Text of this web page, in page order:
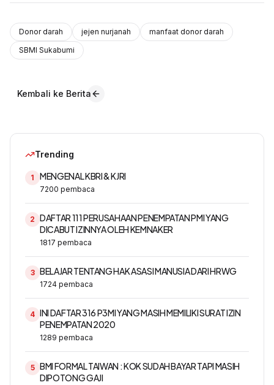
Donor darah jejen nurjanah
manfaat donor darah
SBMI Sukabumi
Kembali ke Berita
Trending
1 MENGENAL KBRI & KJRI
7200 pembaca
2 DAFTAR 111 PERUSAHAAN PENEMPATAN PMI YANG
DICABUT IZINNYA OLEH KEMNAKER
1817 pembaca
3 BELAJAR TENTANG HAK ASASI MANUSIA DARI HRWG
1724 pembaca
4 INI DAFTAR 316 P3MI YANG MASIH MEMILIKI SURAT IZIN
PENEMPATAN 2020
1289 pembaca
5 BMI FORMAL TAIWAN : KOK SUDAH BAYAR TAPI MASIH
DIPOTONG GAJI